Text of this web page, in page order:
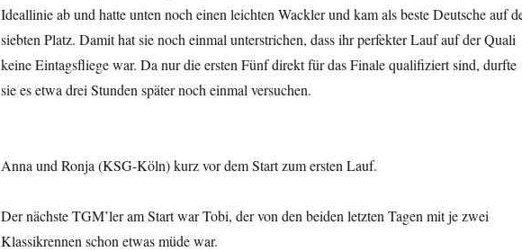
Ideallinie ab und hatte unten noch einen leichten Wackler und kam als beste Deutsche auf
siebten Platz. Damit hat sie noch einmal unterstrichen, dass ihr perfekter Lauf auf der Quali
keine Eintagsfliege war. Da nur die ersten Fünf direkt für das Finale qualifiziert sind, durfte
sie es etwa drei Stunden später noch einmal versuchen.
Anna und Ronja (KSG-Köln) kurz vor dem Start zum ersten Lauf.
Der nächste TGM’ler am Start war Tobi, der von den beiden letzten Tagen mit je zwei
Klassikrennen schon etwas müde war.